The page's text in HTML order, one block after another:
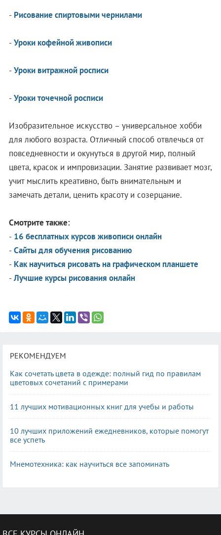
- Рисование спиртовыми чернилами
- Уроки кофейной живописи
- Уроки витражной росписи
- Уроки точечной росписи
Изобразительное искусство – универсальное хобби
для любого возраста. Отличный способ отвлечься от
повседневности и окунуться в другой мир, полный
цвета, красок и импровизации. Занятие развивает мозг,
учит мыслить креативно, быть внимательным и
замечать детали, ценить красоту и созерцание.
Смотрите также:
- 16 бесплатных курсов живописи онлайн
- Сайты для обучения рисованию
- Как научиться рисовать на графическом планшете
-Лучшие курсы рисования онлайн
РЕКОМЕНДУЕМ
Как сочетать цвета в одежде: полный гид по правилам
цветовых сочетаний с примерами
11 лучших мотивационных книг для учебы и работы
10 лучших приложений ежедневников, которые помогут
все успеть
Мнемотехника: как научиться все запоминать